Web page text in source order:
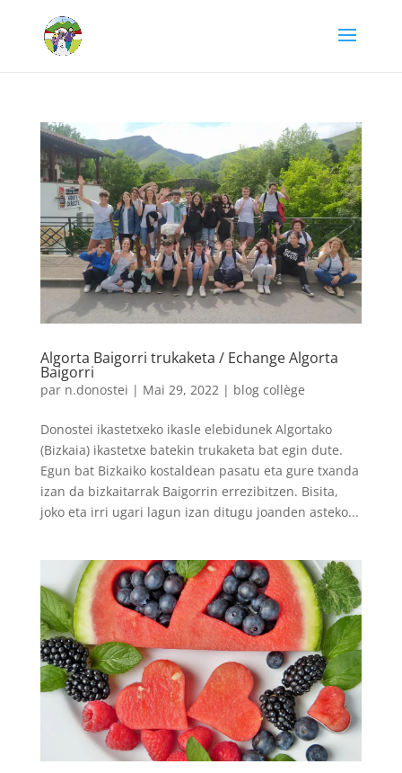
Algorta Baigorri trukaketa / Echange Algorta
Baigorri
par n.donostei | Mai 29, 2022| blog collège
Donostei ikastetxeko ikasle elebidunek Algortako
(Bizkaia) ikastetxe batekin trukaketa bat egin dute.
Egun bat Bizkaiko kostaldean pasatu eta gure txanda
izan da bizkaitarrak Baigorrin errezibitzen. Bisita,
joko eta irri ugari lagun izan ditugu joanden asteko...